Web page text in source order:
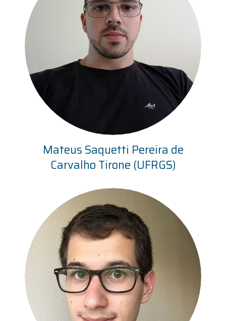
Mateus Saquetti Pereira de
Carvalho Tirone (UFRGS)